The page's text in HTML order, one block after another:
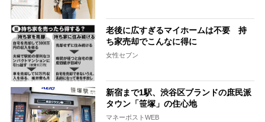
老後に広すぎるマイホームは不要 持
ち家売却でこんなに得に
女性セブン
新宿まで1駅、渋谷区ブランドの庶民派
タウン「笹塚」の住心地
マネーポストWEB